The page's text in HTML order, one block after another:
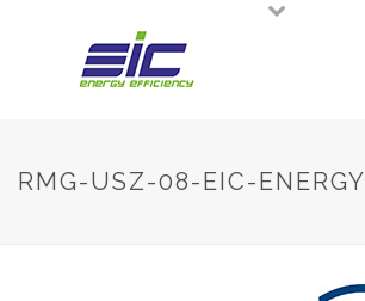
RMG-USZ-08-EIC-ENERGY